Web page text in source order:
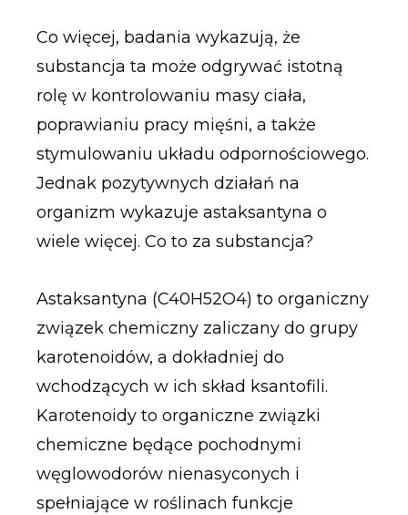
Co więcej, badania wykazują, że
substancja ta może odgrywać istotną
rolę w kontrolowaniu masy ciała,
poprawianiu pracy mięśni, a także
stymulowaniu układu odpornościowego.
Jednak pozytywnych działań na
organizm wykazuje astaksantyna o
wiele więcej. Co to za substancja?
Astaksantyna (C40H52O4) to organiczny
związek chemiczny zaliczany do grupy
karotenoidów, a dokładniej do
wchodzących w ich skład ksantofili.
Karotenoidy to organiczne związki
chemiczne będące pochodnymi
węglowodorów nienasyconych i
spełniające w roślinach funkcje